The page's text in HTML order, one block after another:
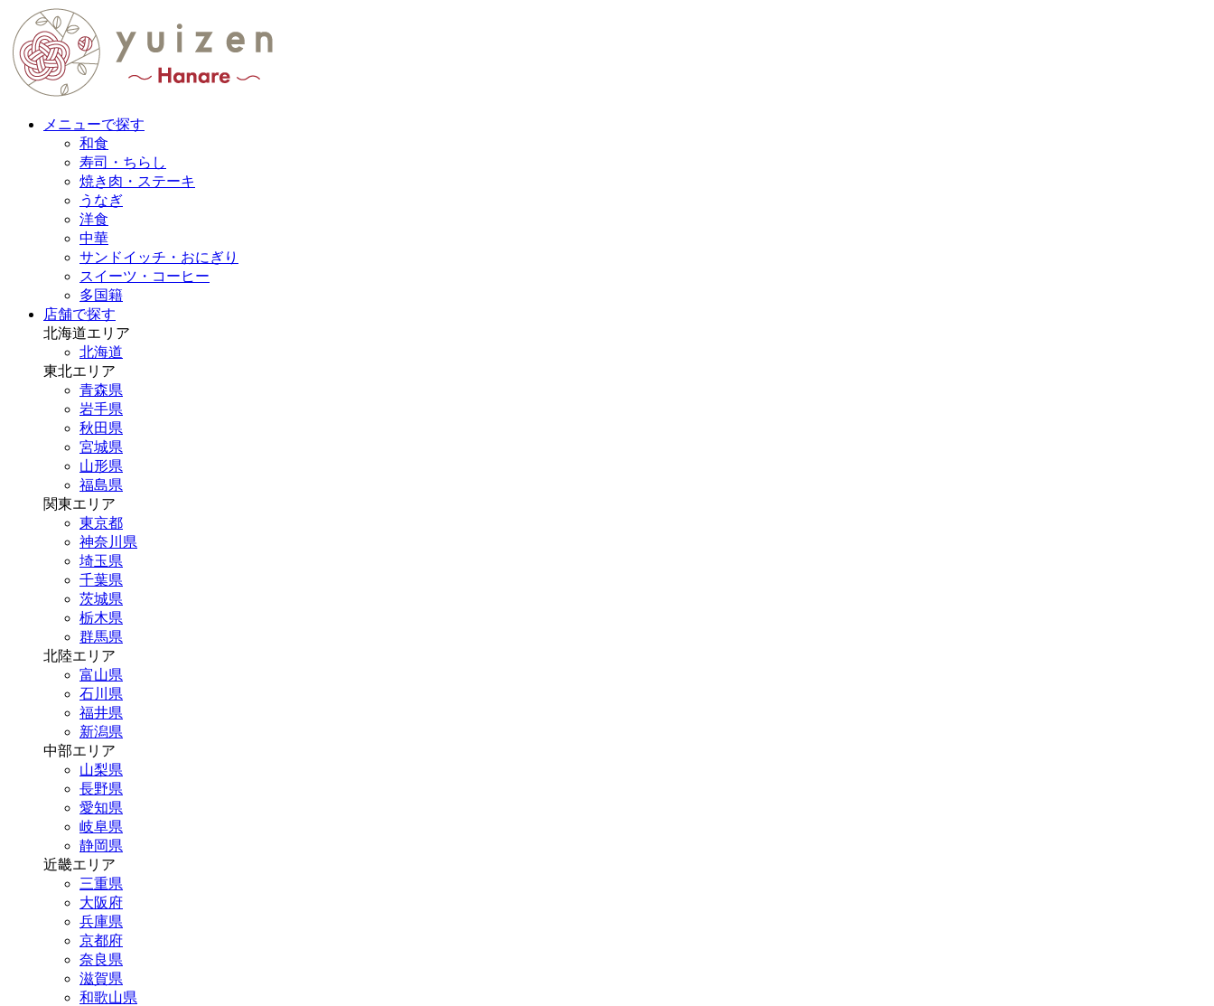
メニューで探す
和食
寿司・ちらし
焼き肉・ステーキ
うなぎ
洋食
中華
サンドイッチ・おにぎり
スイーツ・コーヒー
多国籍
店舗で探す
北海道エリア
北海道
東北エリア
青森県
岩手県
秋田県
宮城県
山形県
福島県
関東エリア
東京都
神奈川県
埼玉県
千葉県
茨城県
栃木県
群馬県
北陸エリア
富山県
石川県
福井県
新潟県
中部エリア
山梨県
長野県
愛知県
岐阜県
静岡県
近畿エリア
三重県
大阪府
兵庫県
京都府
奈良県
滋賀県
和歌山県